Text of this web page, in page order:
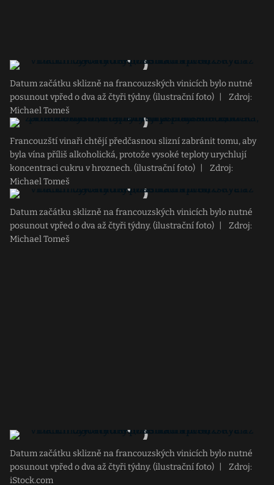
Datum začátku sklizně na francouzských vinicích bylo nutné
posunout vpřed o dva až čtyři týdny. (ilustrační foto)
Zdroj:
Michael Tomeš
Francouzští vinaři chtějí předčasnou slizní zabránit tomu, aby
byla vína příliš alkoholická, protože vysoké teploty urychlují
koncentraci cukru v hroznech. (ilustrační foto)
Zdroj:
Michael Tomeš
Datum začátku sklizně na francouzských vinicích bylo nutné
posunout vpřed o dva až čtyři týdny. (ilustrační foto)
Zdroj:
Michael Tomeš
Datum začátku sklizně na francouzských vinicích bylo nutné
posunout vpřed o dva až čtyři týdny. (ilustrační foto)
Zdroj:
iStock.com